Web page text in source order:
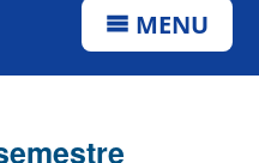
MENU